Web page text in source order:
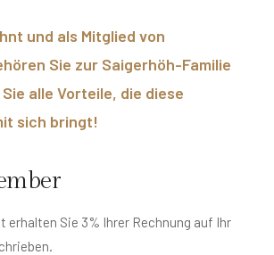
und als Mitglied von
Sie zur Saigerhöh-Familie
alle Vorteile, die diese
sich bringt!
erhalten Sie 3% Ihrer Rechnung auf Ihr